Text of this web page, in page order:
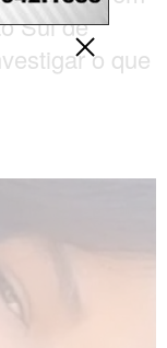
Sul de
o que